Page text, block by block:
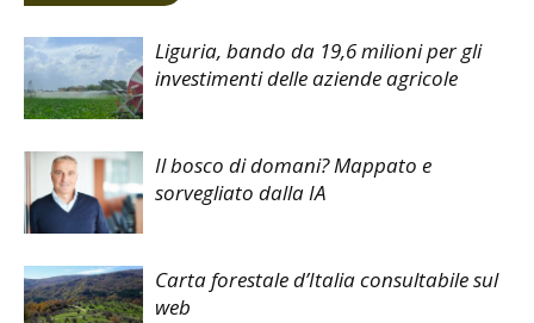
Liguria, bando da 19,6 milioni per gli
investimenti delle aziende agricole
Il bosco di domani? Mappato e
sorvegliato dalla IA
Carta forestale d’Italia consultabile sul
web